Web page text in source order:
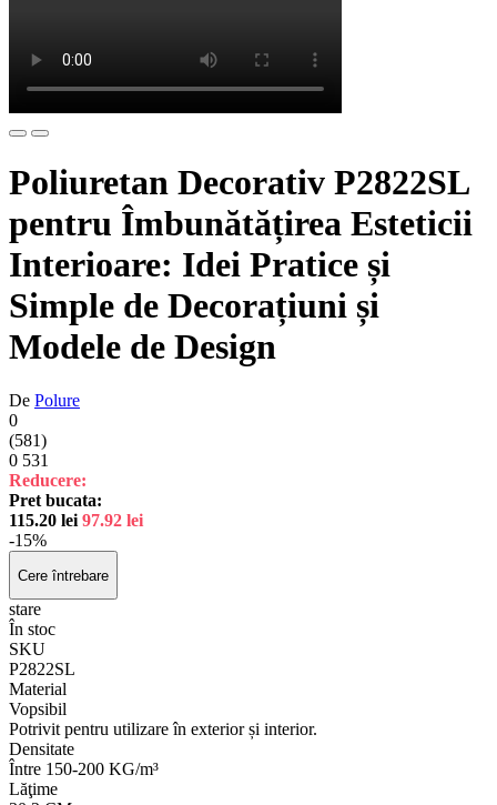
Poliuretan Decorativ P2822SL
pentru Îmbunătățirea Esteticii
Interioare: Idei Pratice și
Simple de Decorațiuni și
Modele de Design
De Polure
0
(581)
0 531
Reducere:
Pret bucata:
115.20 lei 97.92 lei
-15%
Cere întrebare
stare
În stoc
SKU
P2822SL
Material
Vopsibil
Potrivit pentru utilizare în exterior și interior.
Densitate
Între 150-200 KG/m³
Lăţime